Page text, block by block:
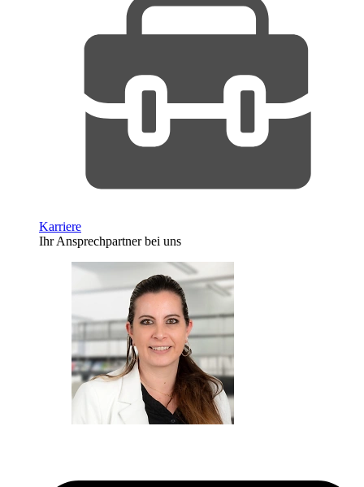
Karriere
Ihr Ansprechpartner bei uns